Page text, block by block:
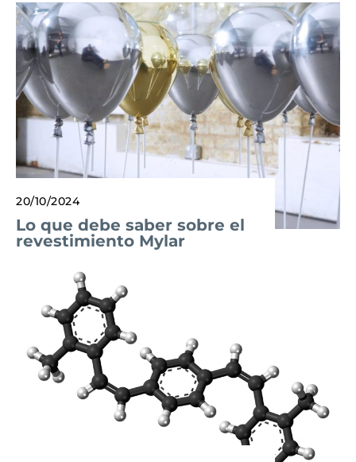
20/10/2024
Lo que debe saber sobre el
revestimiento Mylar